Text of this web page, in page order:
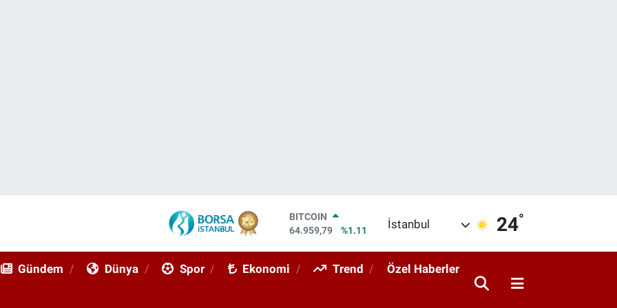
DOLAR
47,7436
%0.18
STERLİN
İstanbul 24°
Gündem Dünya Spor Ekonomi Trend Özel Haberler